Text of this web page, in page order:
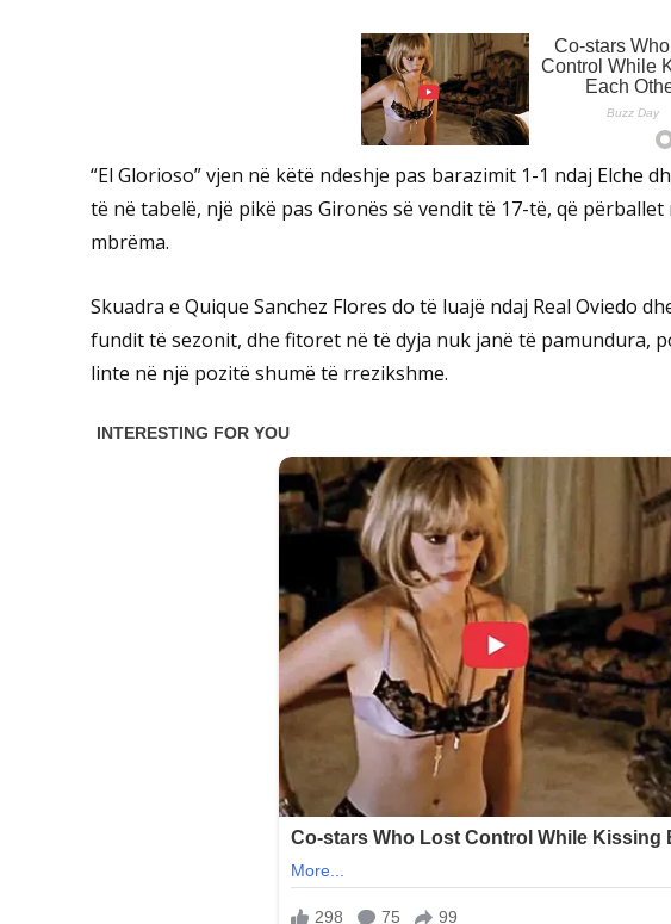
“El Glorioso” vjen në këtë ndeshje pas barazimit 1-1 ndaj Elche
të në tabelë, një pikë pas Gironës së vendit të 17-të, që përballet
mbrëma.
Skuadra e Quique Sanchez Flores do të luajë ndaj Real Oviedo
fundit të sezonit, dhe fitoret në të dyja nuk janë të pamundura,
linte në një pozitë shumë të rrezikshme.